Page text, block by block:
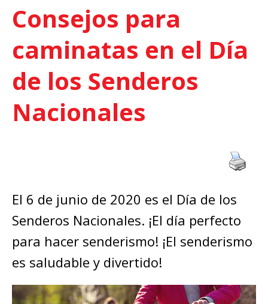
Consejos para
caminatas en el Día
de los Senderos
Nacionales
El 6 de junio de 2020 es el Día de los
Senderos Nacionales. ¡El día perfecto
para hacer senderismo! ¡El senderismo
es saludable y divertido!